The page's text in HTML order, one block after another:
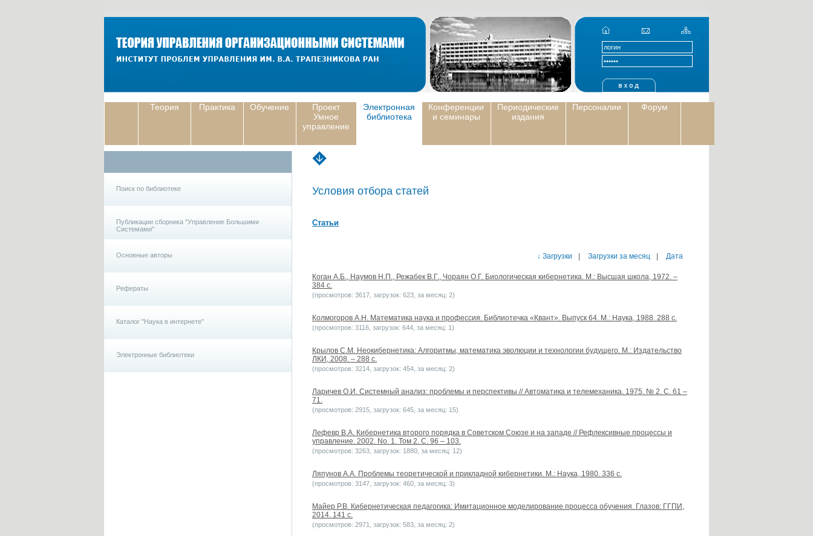
Теория Практика Обучение
Проект
Умное
управление
Электронная
библиотека
Конференции
и семинары
Периодические
издания
Персоналии Форум
Поиск по библиотеке
Публикации сборника "Управление Большими
Системами"
Основные авторы
Рефераты
Каталог "Наука в интернете"
Электронные библиотеки
Условия отбора статей
Статьи
↓ Загрузки Загрузки за месяц Дата
Коган А.Б., Наумов Н.П., Режабек В.Г., Чораян О.Г. Биологическая кибернетика. М.: Высшая школа, 1972. –
384 с.
(просмотров: 3617, загрузок: 623, за месяц: 2)
Колмогоров А.Н. Математика наука и профессия. Библиотечка «Квант». Выпуск 64. М.: Наука, 1988. 288 с.
(просмотров: 3116, загрузок: 644, за месяц: 1)
Крылов С.М. Неокибернетика: Алгоритмы, математика эволюции и технологии будущего. М.: Издательство
ЛКИ, 2008. – 288 с.
(просмотров: 3214, загрузок: 454, за месяц: 2)
Ларичев О.И. Системный анализ: проблемы и перспективы // Автоматика и телемеханика. 1975. № 2. С. 61 –
71.
(просмотров: 2915, загрузок: 645, за месяц: 15)
Лефевр В.А. Кибернетика второго порядка в Советском Союзе и на западе // Рефлексивные процессы и
управление. 2002. No. 1. Том 2. С. 96 – 103.
(просмотров: 3263, загрузок: 1880, за месяц: 12)
Ляпунов А.А. Проблемы теоретической и прикладной кибернетики. М.: Наука, 1980. 336 с.
(просмотров: 3147, загрузок: 460, за месяц: 3)
Майер Р.В. Кибернетическая педагогика: Имитационное моделирование процесса обучения. Глазов: ГГПИ,
2014. 141 c.
(просмотров: 2971, загрузок: 583, за месяц: 2)